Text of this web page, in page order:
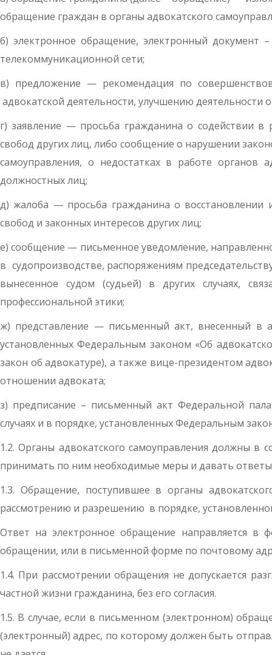
обращение граждан в органы адвокатского
б) электронное обращение, электронный документ
телекоммуникационной сети;
в) предложение — рекомендация по
адвокатской деятельности, улучшению деятельности
г) заявление — просьба гражданина о содействии
свобод других лиц, либо сообщение о нарушении
самоуправления, о недостатках в работе органов
должностных лиц;
д) жалоба — просьба гражданина о
свобод и законных интересов других лиц;
е) сообщение — письменное уведомление,
в судопроизводстве, распоряжениям
вынесенное судом (судьей) в других случаях,
профессиональной этики;
ж) представление — письменный акт, внесенный в
установленных Федеральным законом «Об
закон об адвокатуре), а также вице-президентом
отношении адвоката;
з) предписание – письменный акт Федеральной
случаях и в порядке, установленных Федеральным
1.2. Органы адвокатского самоуправления должны в
принимать по ним необходимые меры и давать
1.3. Обращение, поступившее в органы
рассмотрению и разрешению в порядке,
Ответ на электронное обращение направляется в
обращении, или в письменной форме по почтовому
1.4. При рассмотрении обращения не допускается
частной жизни гражданина, без его согласия.
1.5. В случае, если в письменном (электронном)
(электронный) адрес, по которому должен быть